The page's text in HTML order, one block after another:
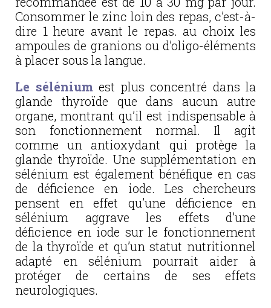
Consommer le zinc loin des repas, c’est-à-
dire 1 heure avant le repas. au choix les
ampoules de granions ou d’oligo-éléments
à placer sous la langue.
Le sélénium est plus concentré dans la
glande thyroïde que dans aucun autre
organe, montrant qu’il est indispensable à
son fonctionnement normal. Il agit
comme un antioxydant qui protège la
glande thyroïde. Une supplémentation en
sélénium est également bénéfique en cas
de déficience en iode. Les chercheurs
pensent en effet qu’une déficience en
sélénium aggrave les effets d’une
déficience en iode sur le fonctionnement
de la thyroïde et qu’un statut nutritionnel
adapté en sélénium pourrait aider à
protéger de certains de ses effets
neurologiques.